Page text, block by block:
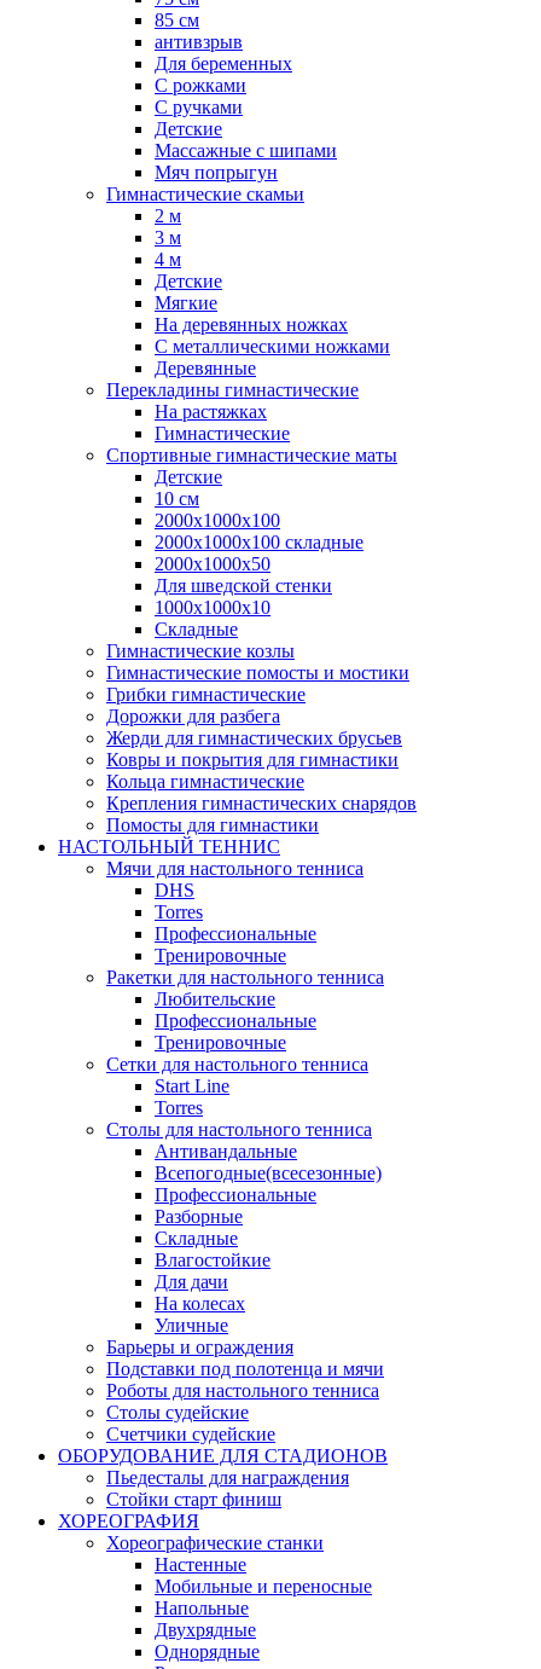
85 см
антивзрыв
Для беременных
С рожками
С ручками
Детские
Массажные с шипами
Мяч попрыгун
Гимнастические скамьи
2 м
3 м
4 м
Детские
Мягкие
На деревянных ножках
С металлическими ножками
Деревянные
Перекладины гимнастические
На растяжках
Гимнастические
Спортивные гимнастические маты
Детские
10 см
2000х1000х100
2000х1000х100 складные
2000х1000х50
Для шведской стенки
1000х1000х10
Складные
Гимнастические козлы
Гимнастические помосты и мостики
Грибки гимнастические
Дорожки для разбега
Жерди для гимнастических брусьев
Ковры и покрытия для гимнастики
Кольца гимнастические
Крепления гимнастических снарядов
Помосты для гимнастики
НАСТОЛЬНЫЙ ТЕННИС
Мячи для настольного тенниса
DHS
Torres
Профессиональные
Тренировочные
Ракетки для настольного тенниса
Любительские
Профессиональные
Тренировочные
Сетки для настольного тенниса
Start Line
Torres
Столы для настольного тенниса
Антивандальные
Всепогодные(всесезонные)
Профессиональные
Разборные
Складные
Влагостойкие
Для дачи
На колесах
Уличные
Барьеры и ограждения
Подставки под полотенца и мячи
Роботы для настольного тенниса
Столы судейские
Счетчики судейские
ОБОРУДОВАНИЕ ДЛЯ СТАДИОНОВ
Пьедесталы для награждения
Стойки старт финиш
ХОРЕОГРАФИЯ
Хореографические станки
Настенные
Мобильные и переносные
Напольные
Двухрядные
Однорядные